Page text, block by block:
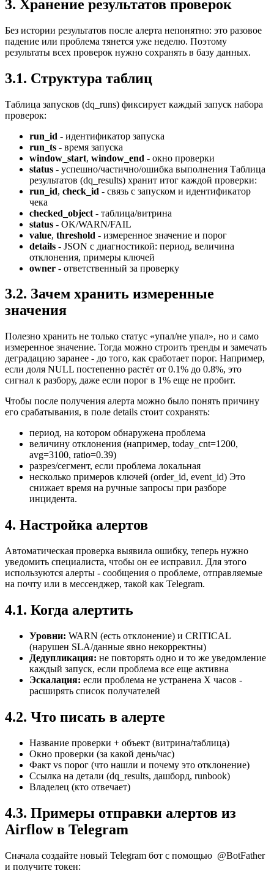
3. Хранение результатов проверок
Без истории результатов после алерта непонятно: это разовое
падение или проблема тянется уже неделю. Поэтому
результаты всех проверок нужно сохранять в базу данных.
3.1. Структура таблиц
Таблица запусков (dq_runs) фиксирует каждый запуск набора
проверок:
run_id - идентификатор запуска
run_ts - время запуска
window_start, window_end - окно проверки
status - успешно/частично/ошибка выполнения Таблица
результатов (dq_results) хранит итог каждой проверки:
run_id, check_id - связь с запуском и идентификатор
чека
checked_object - таблица/витрина
status - OK/WARN/FAIL
value, threshold - измеренное значение и порог
details - JSON с диагностикой: период, величина
отклонения, примеры ключей
owner - ответственный за проверку
3.2. Зачем хранить измеренные
значения
Полезно хранить не только статус «упал/не упал», но и само
измеренное значение. Тогда можно строить тренды и замечать
деградацию заранее - до того, как сработает порог. Например,
если доля NULL постепенно растёт от 0.1% до 0.8%, это
сигнал к разбору, даже если порог в 1% еще не пробит.
Чтобы после получения алерта можно было понять причину
его срабатывания, в поле details стоит сохранять:
период, на котором обнаружена проблема
величину отклонения (например, today_cnt=1200,
avg=3100, ratio=0.39)
разрез/сегмент, если проблема локальная
несколько примеров ключей (order_id, event_id) Это
снижает время на ручные запросы при разборе
инцидента.
4. Настройка алертов
Автоматическая проверка выявила ошибку, теперь нужно
уведомить специалиста, чтобы он ее исправил. Для этого
используются алерты - сообщения о проблеме, отправляемые
на почту или в мессенджер, такой как Telegram.
4.1. Когда алертить
Уровни: WARN (есть отклонение) и CRITICAL
(нарушен SLA/данные явно некорректны)
Дедупликация: не повторять одно и то же уведомление
каждый запуск, если проблема все еще активна
Эскалация: если проблема не устранена X часов -
расширять список получателей
4.2. Что писать в алерте
Название проверки + объект (витрина/таблица)
Окно проверки (за какой день/час)
Факт vs порог (что нашли и почему это отклонение)
Ссылка на детали (dq_results, дашборд, runbook)
Владелец (кто отвечает)
4.3. Примеры отправки алертов из
Airflow в Telegram
Сначала создайте новый Telegram бот с помощью @BotFather
и получите токен: